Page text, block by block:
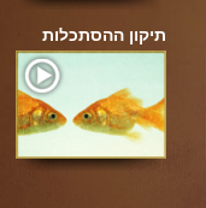
תיקון ההסתכלות